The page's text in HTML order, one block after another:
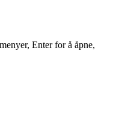
Enter for å åpne,